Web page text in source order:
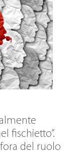
fischietto”.
del ruolo